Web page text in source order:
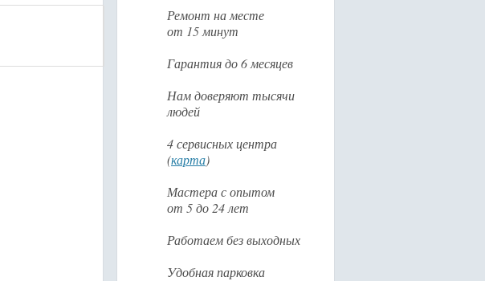
Ремонт на месте
от 15 минут
Гарантия до 6 месяцев
Нам доверяют тысячи
людей
4 сервисных центра
(карта)
Мастера с опытом
от 5 до 24 лет
Работаем без выходных
Удобная парковка